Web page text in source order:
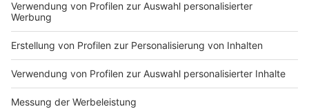
AGB
DATENSCHUTZ
MEDIADATEN BRIEFING (PDF)
MEDIADATEN PRINT (PDF)
MEDIADATEN NEWS-WEBSITE (PDF)